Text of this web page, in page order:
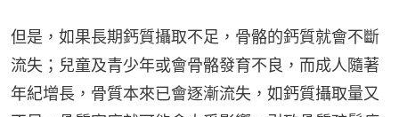
但是，如果長期鈣質攝取不足，骨骼的鈣質就會不斷
流失；兒童及青少年或會骨骼發育不良，而成人隨著
年紀增長，骨質本來已會逐漸流失，如鈣質攝取量又